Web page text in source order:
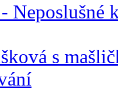
Neposlušné
s